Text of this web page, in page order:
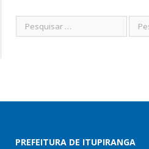
PREFEITURA DE ITUPIRANGA